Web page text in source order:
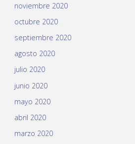
noviembre 2020
octubre 2020
septiembre 2020
agosto 2020
julio 2020
junio 2020
mayo 2020
abril 2020
marzo 2020